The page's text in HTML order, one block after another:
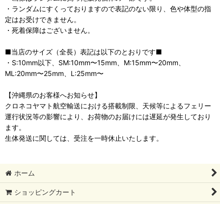
・ランダムにすくっておりますので表記のない限り、色や体型の指
定はお受けできません。
・死着保障はございません。
■当店のサイズ（全長）表記は以下のとおりです■
・S:10mm以下、SM:10mm〜15mm、M:15mm〜20mm、
ML:20mm〜25mm、L:25mm〜
【沖縄県のお客様へお知らせ】
クロネコヤマト航空輸送における搭載制限、天候等によるフェリー
運行状況等の影響により、お荷物のお届けには遅延が発生しており
ます。
生体発送に関しては、受注を一時休止いたします。
ホーム
ショッピングカート